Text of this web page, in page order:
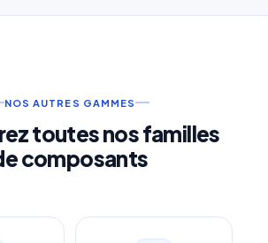
NOS AUTRES GAMMES
toutes nos familles
composants
mes données soient utilisées pour traiter
ma demande de devis